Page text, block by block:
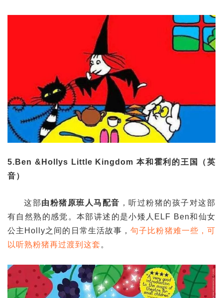
5.Ben &Hollys Little Kingdom 本和霍利的王国（英
音）
这部由粉猪原班人马配音 ，听过粉猪的孩子对这部
有自然熟的感觉。本部讲述的是小矮人ELF Ben和仙女
公主Holly之间的日常生活故事，句子比粉猪难一些，可
以听熟粉猪再过渡到这套 。